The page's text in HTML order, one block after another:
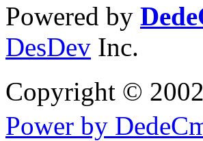
Powered by
DesDev Inc.
Copyright ©
Power by